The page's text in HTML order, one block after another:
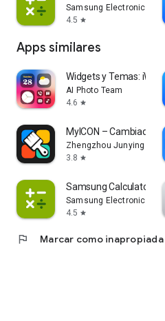
Samsung Electronics
4.5 star
Apps similares
Widgets y Temas:
AI Photo Team
4.6 star
MyICON – Cambiador
Zhengzhou Junying
3.8 star
Samsung Calculator
Samsung Electronics
4.5 star
flag Marcar como inapropiada